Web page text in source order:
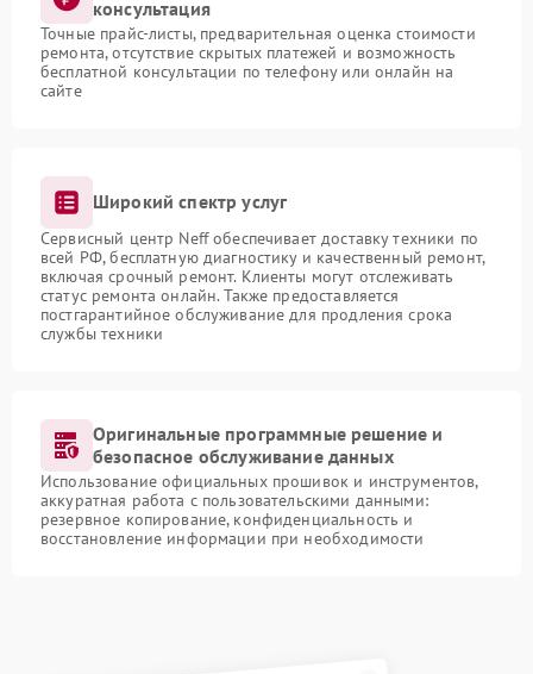
консультация
Точные прайс-листы, предварительная оценка стоимости
ремонта, отсутствие скрытых платежей и возможность
бесплатной консультации по телефону или онлайн на
сайте
Широкий спектр услуг
Сервисный центр Neff обеспечивает доставку техники по
всей РФ, бесплатную диагностику и качественный ремонт,
включая срочный ремонт. Клиенты могут отслеживать
статус ремонта онлайн. Также предоставляется
постгарантийное обслуживание для продления срока
службы техники
Оригинальные программные решение и
безопасное обслуживание данных
Использование официальных прошивок и инструментов,
аккуратная работа с пользовательскими данными:
резервное копирование, конфиденциальность и
восстановление информации при необходимости